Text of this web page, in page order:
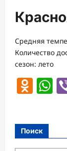
Средняя
Количество
сезон: лето
Поиск